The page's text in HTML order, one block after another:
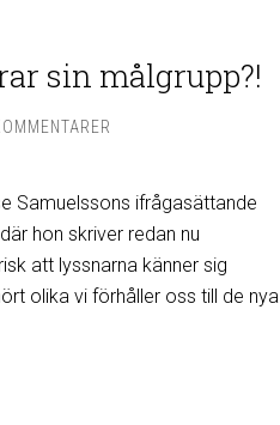
sin målgrupp?!
Samuelssons ifrågasättande
hon skriver redan nu
att lyssnarna känner sig
olika vi förhåller oss till de nya